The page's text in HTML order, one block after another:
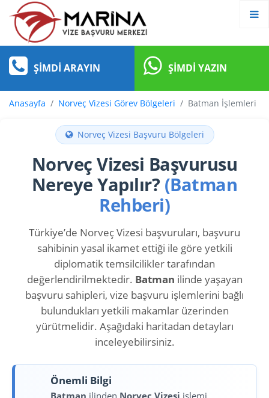
ŞIMDI ARAYIN ŞIMDI YAZIN
Anasayfa Norveç Vizesi Görev Bölgeleri Batman İşlemleri
Norveç Vizesi Başvuru Bölgeleri
Norveç Vizesi Başvurusu
Nereye Yapılır? (Batman
Rehberi)
Türkiye’de Norveç Vizesi başvuruları, başvuru
sahibinin yasal ikamet ettiği ile göre yetkili
diplomatik temsilcilikler tarafından
değerlendirilmektedir. Batman ilinde yaşayan
başvuru sahipleri, vize başvuru işlemlerini bağlı
bulundukları yetkili makamlar üzerinden
yürütmelidir. Aşağıdaki haritadan detayları
inceleyebilirsiniz.
Önemli Bilgi